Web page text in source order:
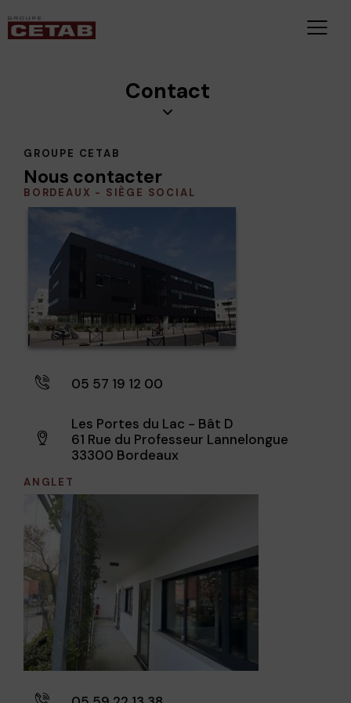
Contact
GROUPE CETAB
Nous contacter
BORDEAUX - SIÈGE SOCIAL
05 57 19 12 00
Les Portes du Lac - Bât D
61 Rue du Professeur Lannelongue
33300 Bordeaux
ANGLET